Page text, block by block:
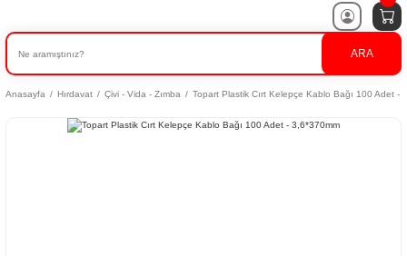
ARA
Anasayfa Hırdavat Çivi - Vida - Zımba Topart Plastik Cırt Kelepçe Kablo Bağı 100 Adet -